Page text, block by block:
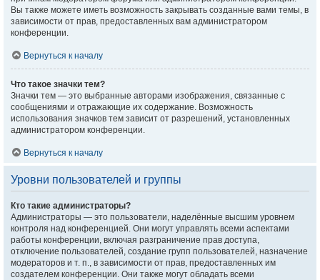
Вы также можете иметь возможность закрывать созданные вами темы, в
зависимости от прав, предоставленных вам администратором
конференции.
Вернуться к началу
Что такое значки тем?
Значки тем — это выбранные авторами изображения, связанные с
сообщениями и отражающие их содержание. Возможность
использования значков тем зависит от разрешений, установленных
администратором конференции.
Вернуться к началу
Уровни пользователей и группы
Кто такие администраторы?
Администраторы — это пользователи, наделённые высшим уровнем
контроля над конференцией. Они могут управлять всеми аспектами
работы конференции, включая разграничение прав доступа,
отключение пользователей, создание групп пользователей, назначение
модераторов и т. п., в зависимости от прав, предоставленных им
создателем конференции. Они также могут обладать всеми